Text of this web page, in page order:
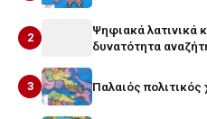
2
Ψηφιακά λατινικά
δυνατότητα
3 Παλαιός